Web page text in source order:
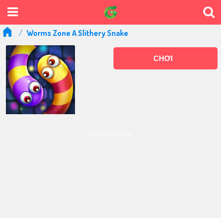
Worms Zone A Slithery Snake
CHƠI